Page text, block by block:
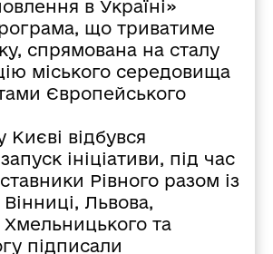
в Україні»
що триватиме
спрямована на сталу
міського середовища
Європейського
Києві відбувся
ініціативи, під час
Рівного разом із
Львова,
та
підписали